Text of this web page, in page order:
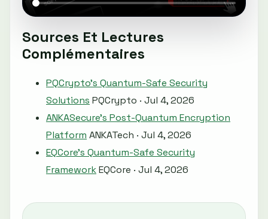
Sources Et Lectures
Complémentaires
PQCrypto's Quantum-Safe Security
Solutions PQCrypto · Jul 4, 2026
ANKASecure's Post-Quantum Encryption
Platform ANKATech · Jul 4, 2026
EQCore's Quantum-Safe Security
FrameworkEQCore · Jul 4, 2026